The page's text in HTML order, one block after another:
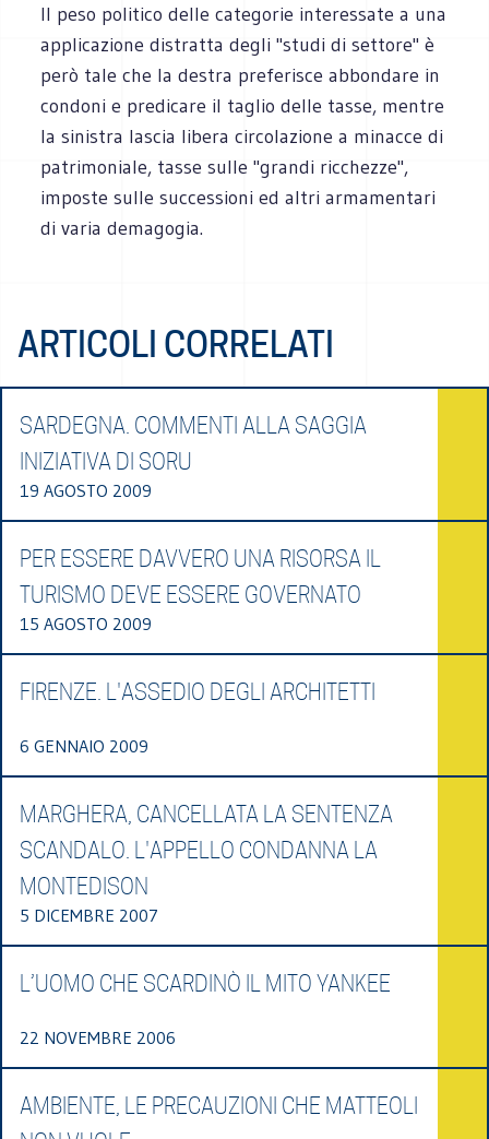
Il peso politico delle categorie interessate a una
applicazione distratta degli "studi di settore" è
però tale che la destra preferisce abbondare in
condoni e predicare il taglio delle tasse, mentre
la sinistra lascia libera circolazione a minacce di
patrimoniale, tasse sulle "grandi ricchezze",
imposte sulle successioni ed altri armamentari
di varia demagogia.
ARTICOLI CORRELATI
SARDEGNA. COMMENTI ALLA SAGGIA
INIZIATIVA DI SORU
19 AGOSTO 2009
PER ESSERE DAVVERO UNA RISORSA IL
TURISMO DEVE ESSERE GOVERNATO
15 AGOSTO 2009
FIRENZE. L'ASSEDIO DEGLI ARCHITETTI
6 GENNAIO 2009
MARGHERA, CANCELLATA LA SENTENZA
SCANDALO. L'APPELLO CONDANNA LA
MONTEDISON
5 DICEMBRE 2007
L’UOMO CHE SCARDINÒ IL MITO YANKEE
22 NOVEMBRE 2006
AMBIENTE, LE PRECAUZIONI CHE MATTEOLI